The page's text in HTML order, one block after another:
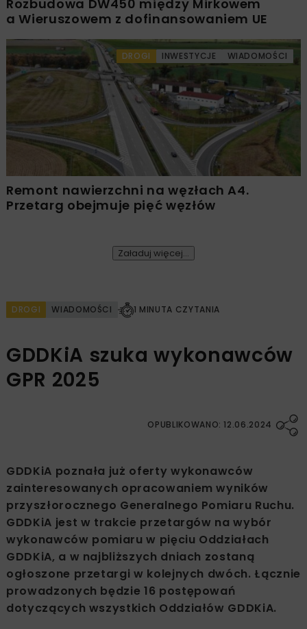
Rozbudowa DW450 między Mirkowem
a Wieruszowem z dofinansowaniem UE
DROGI INWESTYCJE WIADOMOŚCI
Remont nawierzchni na węzłach A4.
Przetarg obejmuje pięć węzłów
Załaduj więcej...
DROGI WIADOMOŚCI 1 MINUTA CZYTANIA
GDDKiA szuka wykonawców
GPR 2025
OPUBLIKOWANO: 12.06.2024
GDDKiA poznała już oferty wykonawców
zainteresowanych opracowaniem wyników
przyszłorocznego Generalnego Pomiaru Ruchu.
GDDKiA jest w trakcie przetargów na wybór
wykonawców pomiaru w pięciu Oddziałach
GDDKiA, a w najbliższych dniach zostaną
ogłoszone przetargi w kolejnych dwóch. Łącznie
prowadzonych będzie 16 postępowań
dotyczących wszystkich Oddziałów GDDKiA.